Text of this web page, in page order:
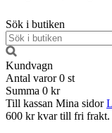
Sök i butiken
Kundvagn
Antal varor 0 st
Summa 0 kr
Till kassan Mina sidor
600 kr kvar till fri frakt.